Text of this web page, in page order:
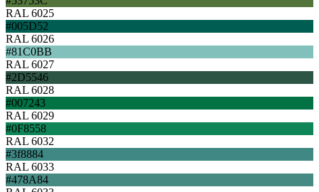
RAL 6025
#005D52
RAL 6026
#81C0BB
RAL 6027
#2D5546
RAL 6028
#007243
RAL 6029
#0F8558
RAL 6032
#3f8884
RAL 6033
#478A84